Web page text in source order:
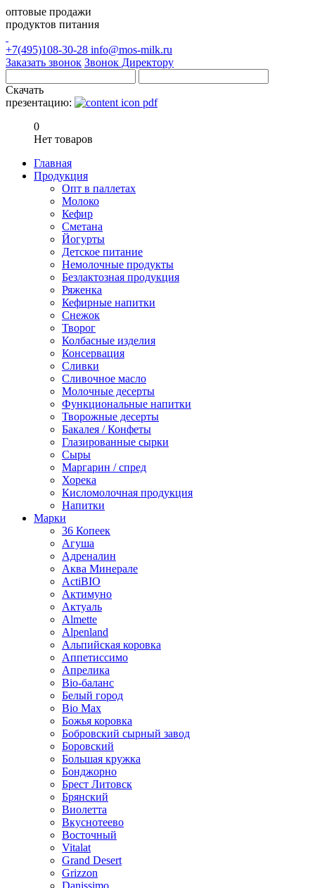
оптовые продажи
продуктов питания
+7(495)108-30-28 info@mos-milk.ru
Заказать звонок Звонок Директору
Скачать
презентацию:
0
Нет товаров
Главная
Продукция
Опт в паллетах
Молоко
Кефир
Сметана
Йогурты
Детское питание
Немолочные продукты
Безлактозная продукция
Ряженка
Кефирные напитки
Снежок
Творог
Колбасные изделия
Консервация
Сливки
Сливочное масло
Молочные десерты
Функциональные напитки
Творожные десерты
Бакалея / Конфеты
Глазированные сырки
Сыры
Маргарин / спред
Хорека
Кисломолочная продукция
Напитки
Марки
36 Копеек
Агуша
Адреналин
Аква Минерале
ActiBIO
Актимуно
Актуаль
Almette
Alpenland
Альпийская коровка
Аппетиссимо
Апрелика
Bio-баланс
Белый город
Bio Max
Божья коровка
Бобровский сырный завод
Боровский
Большая кружка
Бонджорно
Брест Литовск
Брянский
Виолетта
Вкуснотеево
Восточный
Vitalat
Grand Desert
Grizzon
Danissimo